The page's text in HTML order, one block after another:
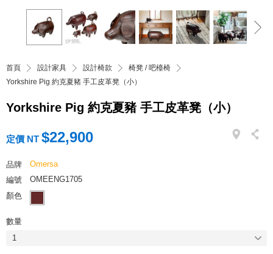
首頁 設計家具 設計椅款
椅凳 / 吧檯椅
Yorkshire Pig 約克夏豬 手工皮革凳（小）
Yorkshire Pig 約克夏豬 手工皮革凳（小）
定價 NT $22,900
品牌
Omersa
編號
OMEENG1705
顏色
數量
1